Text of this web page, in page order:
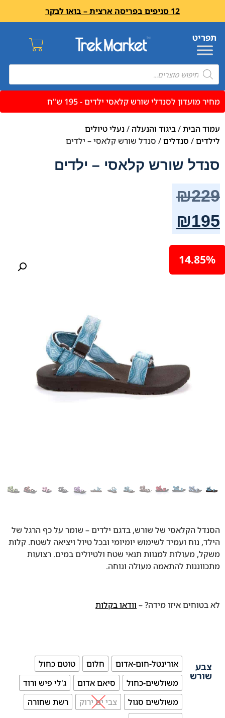
12 סניפים בפריסה ארצית – בואו לבקר
מחיר מועדון לסנדלי שורש קלאסי ילדים - 195 ש"ח
עמוד הבית/ביגוד והנעלה / נעלי טיולים
לילדים/ סנדלים/ סנדל שורש קלאסי – ילדים
סנדל שורש קלאסי – ילדים
₪229
₪195
14.85%
הסנדל הקלאסי של שורש, בדגם ילדים – שומר על כף הרגל של
הילד, נוח ועמיד לשימוש יומיומי ובכל טיול ויציאה לשטח. קלות
משקל, מעולות למגוות תנאי שטח ולטיולים במים. רצועות
מתכווננות להתאמה מעולה ונוחה.
לא בטוחים איזו מידה? – וודאו בקלות
צבע
שורש
אורינטל-חום-אדום חלום
טוטם כחול
משולשים-כחול
סיאם אדום
ג'לי פיש ורוד
משולשים סגול
צבי ים ירוק
רשת שחורה